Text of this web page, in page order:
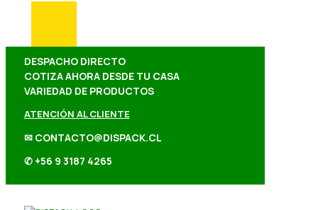
DESPACHO DIRECTO
COTIZA AHORA DESDE TU CASA
VARIEDAD DE PRODUCTOS
ATENCIÓN AL CLIENTE
✉ CONTACTO@DISPACK.CL
✆ +56 9 3187 4265